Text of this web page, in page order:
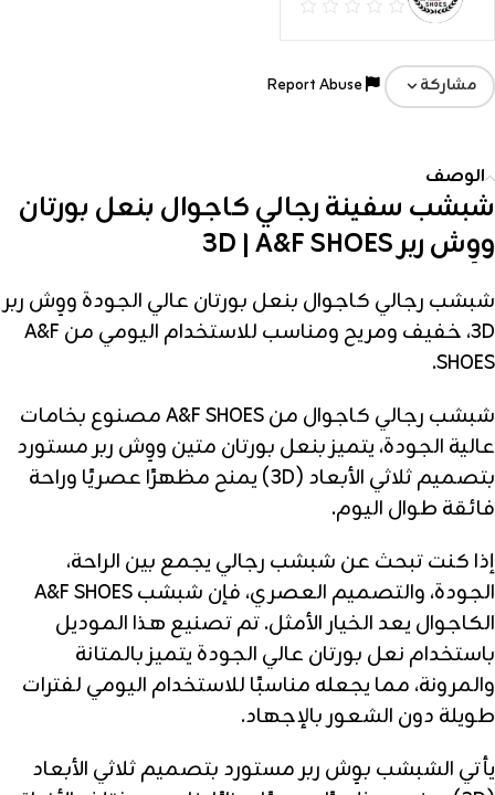
مشاركة
الوصف
شبشب سفينة رجالي كاجوال بنعل بورتان
ووِش ربر 3D | A&F SHOES
شبشب رجالي كاجوال بنعل بورتان عالي الجودة ووِش ربر
3D، خفيف ومريح ومناسب للاستخدام اليومي من A&F
SHOES.
شبشب رجالي كاجوال من A&F SHOES مصنوع بخامات
عالية الجودة، يتميز بنعل بورتان متين ووِش ربر مستورد
بتصميم ثلاثي الأبعاد (3D) يمنح مظهرًا عصريًا وراحة
فائقة طوال اليوم.
إذا كنت تبحث عن شبشب رجالي يجمع بين الراحة،
الجودة، والتصميم العصري، فإن شبشب A&F SHOES
الكاجوال يعد الخيار الأمثل. تم تصنيع هذا الموديل
باستخدام نعل بورتان عالي الجودة يتميز بالمتانة
والمرونة، مما يجعله مناسبًا للاستخدام اليومي لفترات
طويلة دون الشعور بالإجهاد.
يأتي الشبشب بوِش ربر مستورد بتصميم ثلاثي الأبعاد